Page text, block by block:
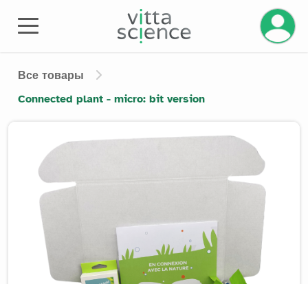
Все товары
Connected plant - micro: bit version